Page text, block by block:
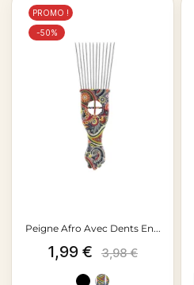
Peigne Afro Avec Dents En...
Prix
1,99 € Prix
de
3,98 €
PROMO !
-50%